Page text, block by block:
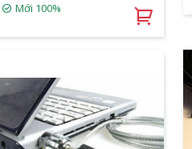
Mới 100%